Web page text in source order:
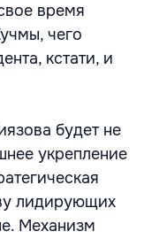
время
чего
кстати, и
будет не
укрепление
лидирующих
Механизм